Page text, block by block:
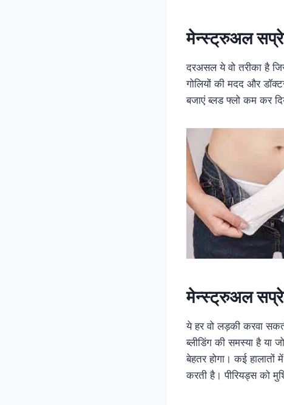
मेन्स्ट्रुअल
दरअसल ये वो तरीका है
गोलियों की मदद और
बजाएं ब्लड फ्लो कम कर
मेन्स्ट्रुअल
ये हर वो लड़की करवा
ब्लीडिंग की समस्या है या
बेहतर होगा। कई हालातों
करती है। पीरियड्स को